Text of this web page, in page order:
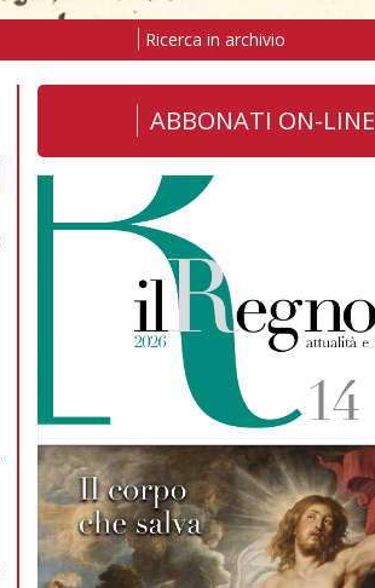
Ricerca in archivio
ABBONATI ON-LINE